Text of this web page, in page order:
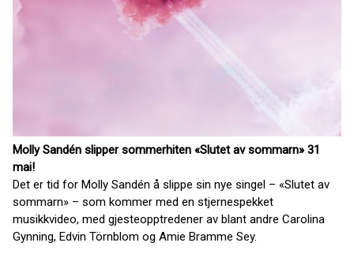
Molly Sandén slipper sommerhiten «Slutet av sommarn» 31
mai!
Det er tid for Molly Sandén å slippe sin nye singel – «Slutet av
sommarn» – som kommer med en stjernespekket
musikkvideo, med gjesteopptredener av blant andre Carolina
Gynning, Edvin Törnblom og Amie Bramme Sey.